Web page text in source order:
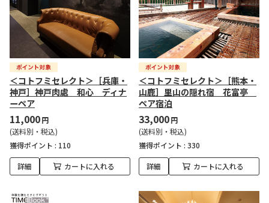
＜コトフミセレクト＞［兵庫・
神戸］神戸肉處 和心 ディナ
ーペア
11,000円
(送料別・税込)
獲得ポイント : 110
詳細 カートに入れる
＜コトフミセレクト＞［熊本・
山鹿］里山の隠れ宿 花富亭
ペア宿泊
33,000円
(送料別・税込)
獲得ポイント : 330
詳細 カートに入れる